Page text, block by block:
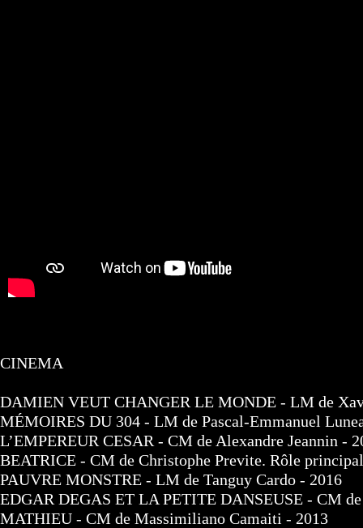
CINEMA
DAMIEN VEUT CHANGER LE MONDE - LM de
MÉMOIRES DU 304 - LM de Pascal-Emmanuel
L’EMPEREUR CESAR - CM de Alexandre Jeannin -
BEATRICE - CM de Christophe Previte. Rôle
PAUVRE MONSTRE - LM de Tanguy Cardo - 2016
EDGAR DEGAS ET LA PETITE DANSEUSE - CM
MATHIEU - CM de Massimiliano Camaiti - 2013